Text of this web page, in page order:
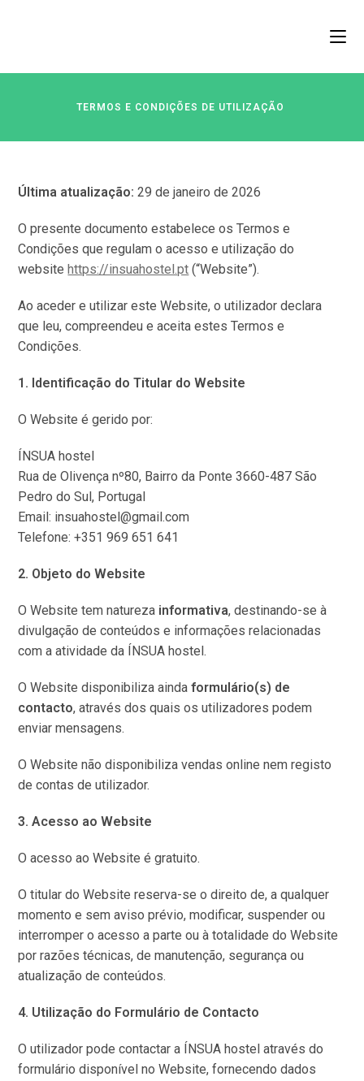
TERMOS E CONDIÇÕES DE UTILIZAÇÃO
Última atualização: 29 de janeiro de 2026
O presente documento estabelece os Termos e
Condições que regulam o acesso e utilização do
websitehttps://insuahostel.pt (“Website”).
Ao aceder e utilizar este Website, o utilizador declara
que leu, compreendeu e aceita estes Termos e
Condições.
1. Identificação do Titular do Website
O Website é gerido por:
ÍNSUA hostel
Rua de Olivença nº80, Bairro da Ponte 3660-487 São
Pedro do Sul, Portugal
Email: insuahostel@gmail.com
Telefone: +351 969 651 641
2. Objeto do Website
O Website tem natureza informativa, destinando-se à
divulgação de conteúdos e informações relacionadas
com a atividade da ÍNSUA hostel.
O Website disponibiliza aindaformulário(s) de
contacto, através dos quais os utilizadores podem
enviar mensagens.
O Website não disponibiliza vendas online nem registo
de contas de utilizador.
3. Acesso ao Website
O acesso ao Website é gratuito.
O titular do Website reserva-se o direito de, a qualquer
momento e sem aviso prévio, modificar, suspender ou
interromper o acesso a parte ou à totalidade do Website
por razões técnicas, de manutenção, segurança ou
atualização de conteúdos.
4. Utilização do Formulário de Contacto
O utilizador pode contactar a ÍNSUA hostel através do
formulário disponível no Website, fornecendo dados